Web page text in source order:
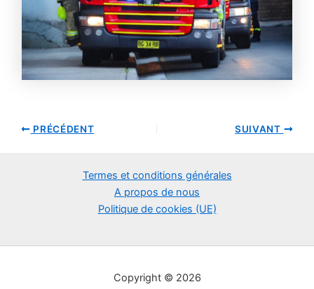
PRÉCÉDENT SUIVANT
Termes et conditions générales
A propos de nous
Politique de cookies (UE)
Copyright © 2026